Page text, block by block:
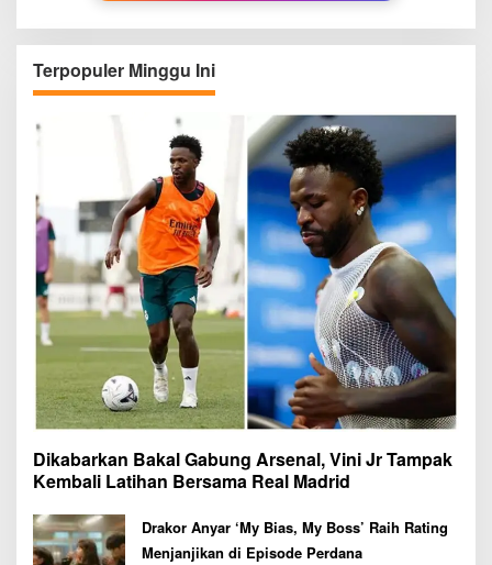
Terpopuler Minggu Ini
Dikabarkan Bakal Gabung Arsenal, Vini Jr Tampak
Kembali Latihan Bersama Real Madrid
Drakor Anyar ‘My Bias, My Boss’ Raih Rating
Menjanjikan di Episode Perdana